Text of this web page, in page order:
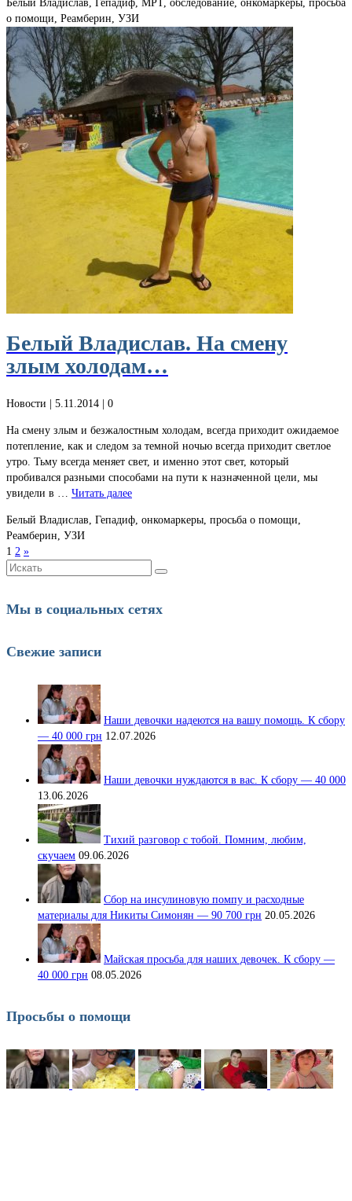
Белый Владислав, Гепадиф, МРТ, обследование, онкомаркеры, просьба
о помощи, Реамберин, УЗИ
Белый Владислав. На смену
злым холодам…
Новости | 5.11.2014 | 0
На смену злым и безжалостным холодам, всегда приходит ожидаемое
потепление, как и следом за темной ночью всегда приходит светлое
утро. Тьму всегда меняет свет, и именно этот свет, который
пробивался разными способами на пути к назначенной цели, мы
увидели в … Читать далее
Белый Владислав, Гепадиф, онкомаркеры, просьба о помощи,
Реамберин, УЗИ
1 2 »
Искать:
Мы в социальных сетях
Свежие записи
Наши девочки надеются на вашу помощь. К сбору
— 40 000 грн 12.07.2026
Наши девочки нуждаются в вас. К сбору — 40 000
13.06.2026
Тихий разговор с тобой. Помним, любим,
скучаем 09.06.2026
Сбор на инсулиновую помпу и расходные
материалы для Никиты Симонян — 90 700 грн 20.05.2026
Майская просьба для наших девочек. К сбору —
40 000 грн 08.05.2026
Просьбы о помощи